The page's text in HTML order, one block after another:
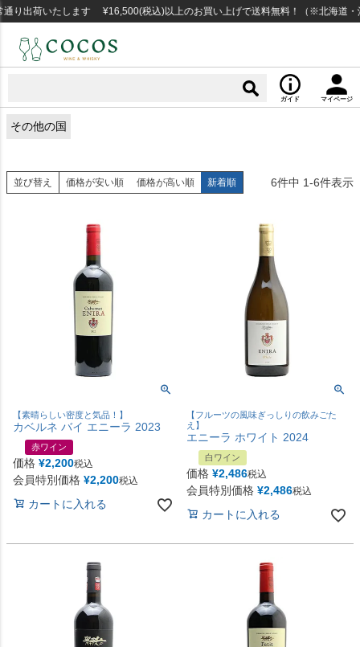
り出荷いたします ¥16,500(税込)以上のお買い上げで送料無料！（※北海道・
ガイド マイページ
その他の国
並び替え 価格が安い順 価格が高い順 新着順 6件中 1-6件表示
【素晴らしい密度と気品！】
カベルネ バイ エニーラ 2023
赤ワイン
価格 ¥2,200税込
会員特別価格 ¥2,200税込
カートに入れる
【フルーツの風味ぎっしりの飲みごた
え】
エニーラ ホワイト 2024
白ワイン
価格 ¥2,486税込
会員特別価格 ¥2,486税込
カートに入れる